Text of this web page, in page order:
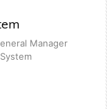
Manager